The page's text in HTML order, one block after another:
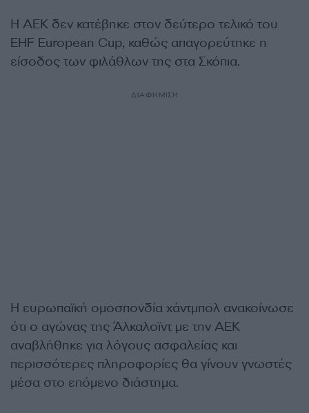
Η ΑΕΚ δεν κατέβηκε στον δεύτερο τελικό του
EHF European Cup, καθώς απαγορεύτηκε η
είσοδος των φιλάθλων της στα Σκόπια.
ΔΙΑΦΗΜΙΣΗ
Η ευρωπαϊκή ομοσπονδία χάντμπολ ανακοίνωσε
ότι ο αγώνας της Άλκαλοϊντ με την ΑΕΚ
αναβλήθηκε για λόγους ασφαλείας και
περισσότερες πληροφορίες θα γίνουν γνωστές
μέσα στο επόμενο διάστημα.